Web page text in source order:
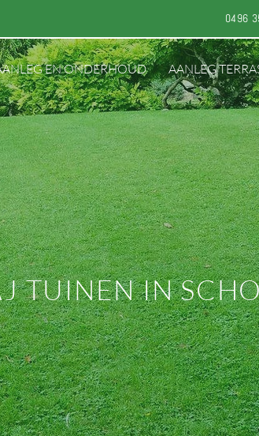
0496
EN ONDERHOUD AANLEG
TUINEN IN